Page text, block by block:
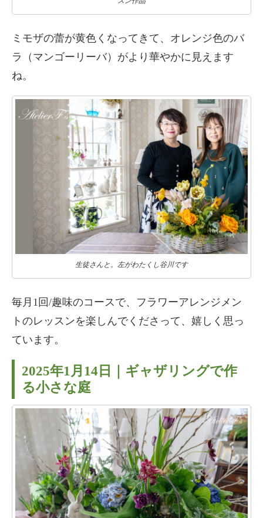
ミモザの蕾が黄色くなってきて、オレンジ色のバ
ラ（マンゴーリーバ）がより華やかに見えます
ね。
生徒さんと。左がわたくし谷川です
毎月1回/趣味のコースで、フラワーアレンジメン
トのレッスンを楽しんでくださって、嬉しく思っ
ています。
2025年1月14日｜ギャザリングで作
る小さな庭